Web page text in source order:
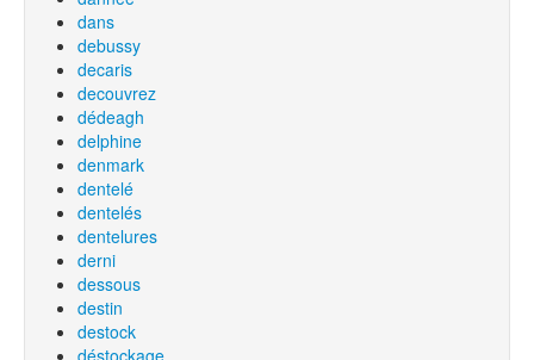
dans
debussy
decaris
decouvrez
dédeagh
delphine
denmark
dentelé
dentelés
dentelures
derni
dessous
destin
destock